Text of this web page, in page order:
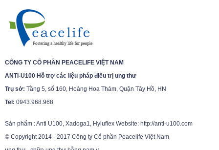
CÔNG TY CỔ PHẦN PEACELIFE VIỆT NAM
ANTI-U100 Hỗ trợ các liệu pháp điều trị ung thư
Trụ sở: Tầng 5, số 160, Hoàng Hoa Thám, Quận Tây Hồ, HN
Tel: 0943.968.968
Sản phẩm : Anti U100, Xadoga1, Hyluflex Website: http://anti-u100.com
© Copyright 2014 - 2017 Công ty Cổ phần Peacelife Việt Nam